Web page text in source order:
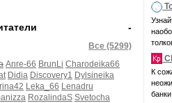
-
Все (5299)
Anre-66 BrunLi Charodeika66
Didia Discovery1 Dylsineika
Irina42 Leka_66 Lenadru
RozalindaS Svetocha
К